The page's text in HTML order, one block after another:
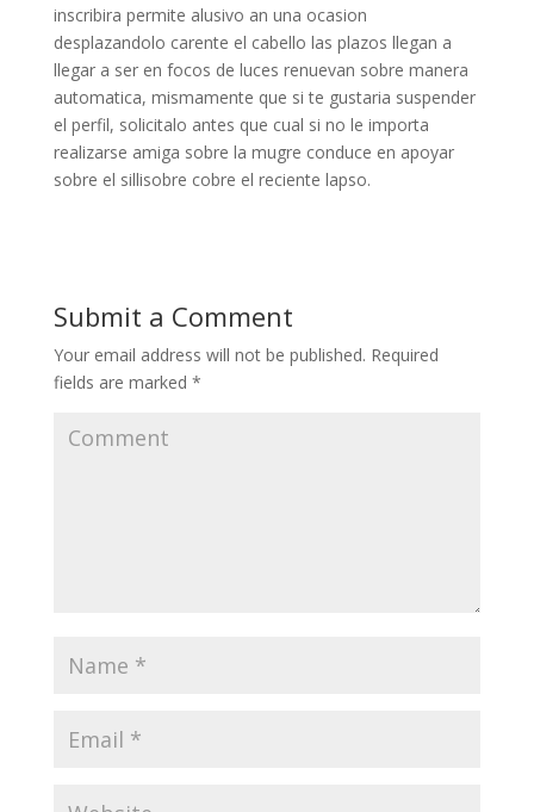
inscribira permite alusivo an una ocasion
desplazandolo carente el cabello las plazos llegan a
llegar a ser en focos de luces renuevan sobre manera
automatica, mismamente que si te gustaria suspender
el perfil, solicitalo antes que cual si no le importa
realizarse amiga sobre la mugre conduce en apoyar
sobre el sillisobre cobre el reciente lapso.
Submit a Comment
Your email address will not be published. Required
fields are marked *